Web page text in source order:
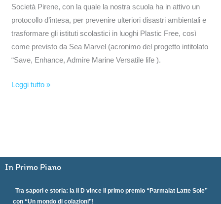
Società Pirene, con la quale la nostra scuola ha in attivo un
protocollo d’intesa, per prevenire ulteriori disastri ambientali e
trasformare gli istituti scolastici in luoghi Plastic Free, così
come previsto da Sea Marvel (acronimo del progetto intitolato
“Save, Enhance, Admire Marine Versatile life ).
Leggi tutto »
In Primo Piano
Tra sapori e storia: la II D vince il primo premio “Parmalat Latte Sole”
con “Un mondo di colazioni”!